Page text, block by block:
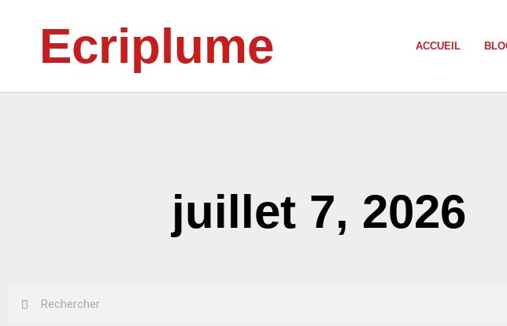
Ecriplume ACCUEIL
juillet 7, 2026